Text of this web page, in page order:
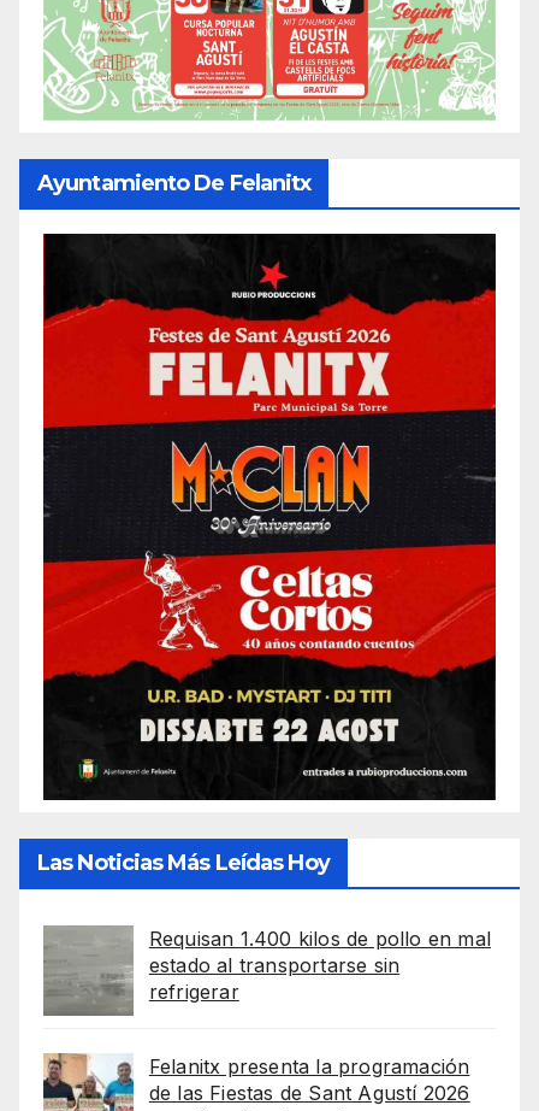
Ayuntamiento De Felanitx
Las Noticias Más Leídas Hoy
Requisan 1.400 kilos de pollo en mal
estado al transportarse sin
refrigerar
Felanitx presenta la programación
de las Fiestas de Sant Agustí 2026